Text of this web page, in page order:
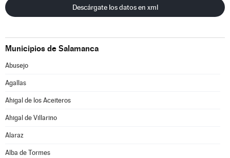
Descárgate los datos en xml
Municipios de Salamanca
Abusejo
Agallas
Ahigal de los Aceiteros
Ahigal de Villarino
Alaraz
Alba de Tormes